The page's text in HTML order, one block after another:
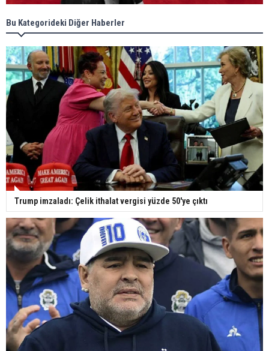
Bu Kategorideki Diğer Haberler
Trump imzaladı: Çelik ithalat vergisi yüzde 50'ye çıktı